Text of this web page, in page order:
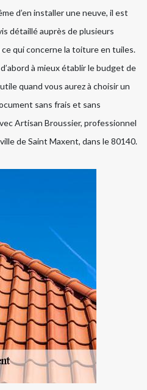
d’en installer une neuve, il est
détaillé auprès de plusieurs
qui concerne la toiture en tuiles.
à mieux établir le budget de
quand vous aurez à choisir un
sans frais et sans
Artisan Broussier, professionnel
de Saint Maxent, dans le 80140.